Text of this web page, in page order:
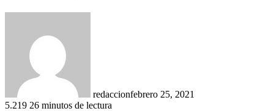
redaccionfebrero 25, 2021
5.219 26 minutos de lectura